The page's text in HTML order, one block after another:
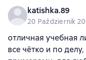
katishka.89
20 Październik
отличная учебная
все чётко и по